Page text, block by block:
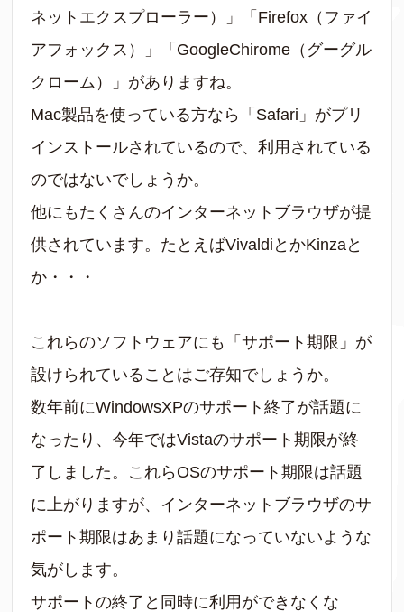
ネットエクスプローラー）」「Firefox（ファイ
アフォックス）」「GoogleChirome（グーグル
クローム）」がありますね。
Mac製品を使っている方なら「Safari」がプリ
インストールされているので、利用されている
のではないでしょうか。
他にもたくさんのインターネットブラウザが提
供されています。たとえばVivaldiとかKinzaと
か・・・
これらのソフトウェアにも「サポート期限」が
設けられていることはご存知でしょうか。
数年前にWindowsXPのサポート終了が話題に
なったり、今年ではVistaのサポート期限が終
了しました。これらOSのサポート期限は話題
に上がりますが、インターネットブラウザのサ
ポート期限はあまり話題になっていないような
気がします。
サポートの終了と同時に利用ができなくな